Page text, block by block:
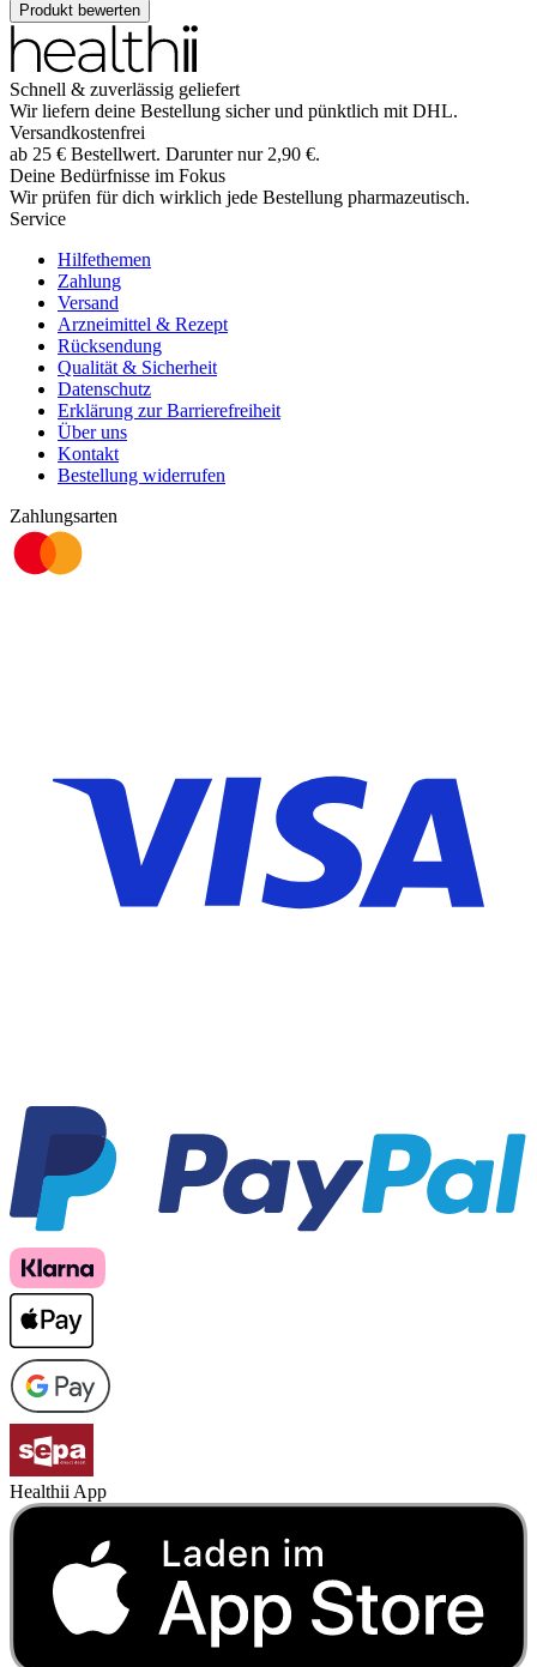
Produkt bewerten
Schnell & zuverlässig geliefert
Wir liefern deine Bestellung sicher und pünktlich mit DHL.
Versandkostenfrei
ab 25 € Bestellwert. Darunter nur 2,90 €.
Deine Bedürfnisse im Fokus
Wir prüfen für dich wirklich jede Bestellung pharmazeutisch.
Service
Hilfethemen
Zahlung
Versand
Arzneimittel & Rezept
Rücksendung
Qualität & Sicherheit
Datenschutz
Erklärung zur Barrierefreiheit
Über uns
Kontakt
Bestellung widerrufen
Zahlungsarten
Healthii App